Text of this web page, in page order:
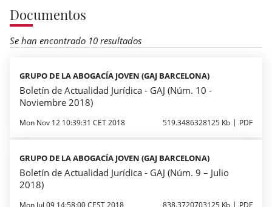
Documentos
Se han encontrado 10 resultados
GRUPO DE LA ABOGACÍA JOVEN (GAJ BARCELONA)
Boletín de Actualidad Jurídica - GAJ (Núm. 10 -
Noviembre 2018)
Mon Nov 12 10:39:31 CET 2018 519.3486328125 Kb PDF
GRUPO DE LA ABOGACÍA JOVEN (GAJ BARCELONA)
Boletín de Actualidad Jurídica - GAJ (Núm. 9 – Julio
2018)